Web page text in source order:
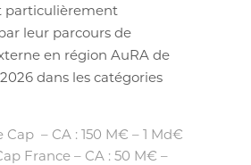
particulièrement
leur parcours de
en région AuRA de
2026 dans les catégories
Cap – CA : 150 M€ – 1 Md€
France – CA : 50 M€ –